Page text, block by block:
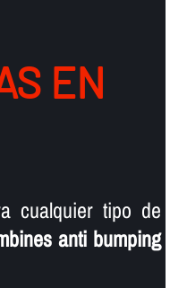
EN
cualquier tipo de
anti bumping